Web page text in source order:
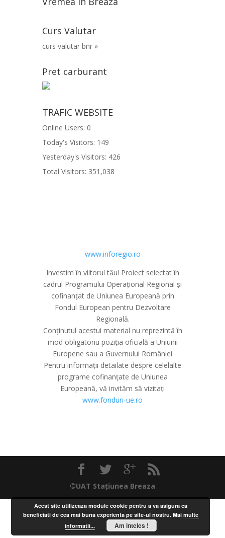
Curs Valutar
curs valutar bnr »
Pret carburant
TRAFIC WEBSITE
Online Users: 0
Today's Visitors: 149
Yesterday's Visitors: 426
Total Visitors: 351,038
www.inforegio.ro
Investim în viitorul tău! Proiect selectat în
cadrul Programului Operațional Regional și
cofinanțat de Uniunea Europeană prin
Fondul European pentru Dezvoltare
Regională.
Conținutul acestui material nu reprezintă în
mod obligatoriu poziția oficială a Uniunii
Europene sau a Guvernului României
Pentru informații detailate despre celelalte
programe cofinanțate de Uniunea
Europeană, vă invităm să vizitați
www.fonduri-ue.ro
©UAT Stațiunea Breaza
Acest site utilizeaza module cookie pentru a va asigura ca
beneficiati de cea mai buna experienta pe site-ul nostru. Mai multe
informatii...
Am inteles !